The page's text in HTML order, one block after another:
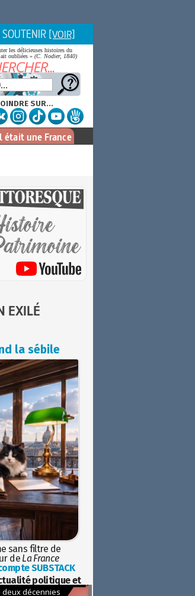
[VOIR]
les délicieuses histoires du
oubliées » (C. Nodier, 1840)
SUR...
était une France
EXILÉ
la sébile
sans filtre de
de La France
SUBSTACK
politique et
de vue de